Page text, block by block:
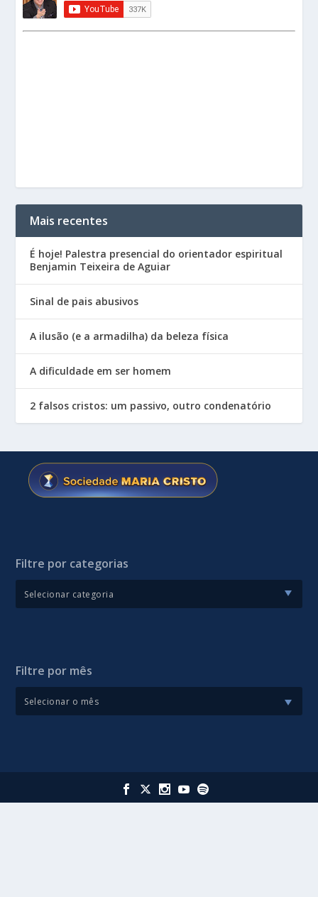
Mais recentes
É hoje! Palestra presencial do orientador espiritual
Benjamin Teixeira de Aguiar
Sinal de pais abusivos
A ilusão (e a armadilha) da beleza física
A dificuldade em ser homem
2 falsos cristos: um passivo, outro condenatório
Filtre por categorias
Filtre por mês